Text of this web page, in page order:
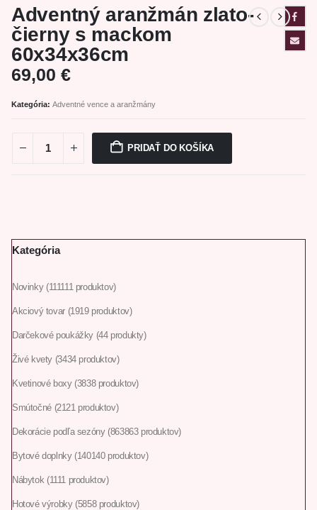
Adventný aranžmán zlato-
čierny s mackom
60x34x36cm
69,00 €
Kategória: Adventné vence a aranžmány
PRIDAŤ DO KOŠÍKA
Kategória
Novinky 111111 produktov
Akciový tovar 1919 produktov
Darčekové poukážky 44 produkty
Živé kvety 3434 produktov
Kvetinové boxy 3838 produktov
Smútočné 2121 produktov
Dekorácie podľa sezóny 863863 produktov
Bytové doplnky 140140 produktov
Nábytok 1111 produktov
Hotové výrobky 5858 produktov